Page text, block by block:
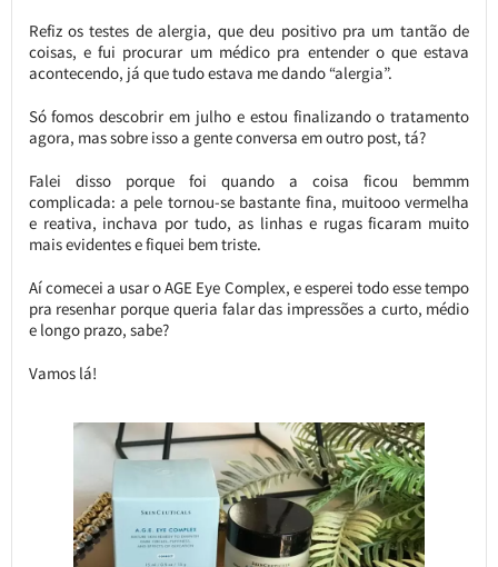
Refiz os testes de alergia, que deu positivo pra um tantão de
coisas, e fui procurar um médico pra entender o que estava
acontecendo, já que tudo estava me dando “alergia”.
Só fomos descobrir em julho e estou finalizando o tratamento
agora, mas sobre isso a gente conversa em outro post, tá?
Falei disso porque foi quando a coisa ficou bemmm
complicada: a pele tornou-se bastante fina, muitooo vermelha
e reativa, inchava por tudo, as linhas e rugas ficaram muito
mais evidentes e fiquei bem triste.
Aí comecei a usar o AGE Eye Complex, e esperei todo esse tempo
pra resenhar porque queria falar das impressões a curto, médio
e longo prazo, sabe?
Vamos lá!